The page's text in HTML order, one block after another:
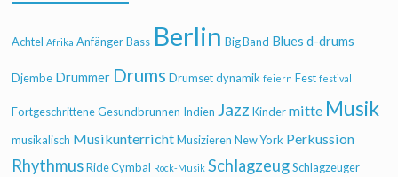
Achtel Afrika Anfänger Bass Berlin Big Band Blues d-drums
Djembe Drummer Drums Drumset dynamik feiern Fest festival
Fortgeschrittene Gesundbrunnen Indien Jazz Kinder mitte Musik
musikalisch Musikunterricht Musizieren New York Perkussion
Rhythmus Ride Cymbal Rock-Musik Schlagzeug Schlagzeuger